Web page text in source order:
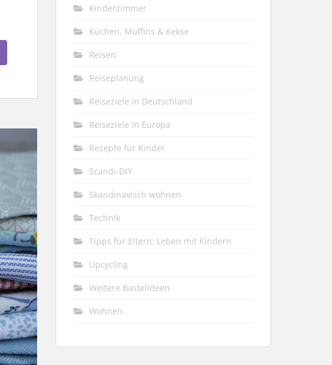
Kinderzimmer
Kuchen, Muffins & Kekse
Reisen
Reiseplanung
Reiseziele in Deutschland
Reiseziele in Europa
Rezepte für Kinder
Scandi-DIY
Skandinavisch wohnen
Technik
Tipps für Eltern: Leben mit Kindern
Upcycling
Weitere Bastelideen
Wohnen